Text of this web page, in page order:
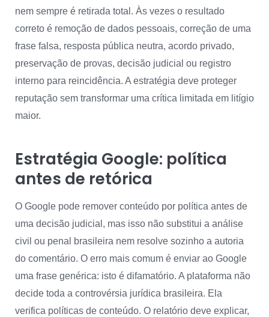
nem sempre é retirada total. Às vezes o resultado
correto é remoção de dados pessoais, correção de uma
frase falsa, resposta pública neutra, acordo privado,
preservação de provas, decisão judicial ou registro
interno para reincidência. A estratégia deve proteger
reputação sem transformar uma crítica limitada em litígio
maior.
Estratégia Google: política
antes de retórica
O Google pode remover conteúdo por política antes de
uma decisão judicial, mas isso não substitui a análise
civil ou penal brasileira nem resolve sozinho a autoria
do comentário. O erro mais comum é enviar ao Google
uma frase genérica: isto é difamatório. A plataforma não
decide toda a controvérsia jurídica brasileira. Ela
verifica políticas de conteúdo. O relatório deve explicar,